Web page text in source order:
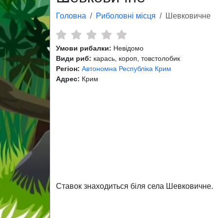
Головна Риболовні місця Шевковичне
Умови рибалки: Невідомо
Види риб: карась, короп, товстолобик
Регіон: Автономна Республіка Крим
Адрес: Крим
Ставок знаходиться біля села Шевковичне.